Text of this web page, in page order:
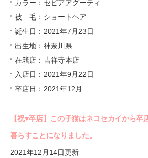
カラー：セピアアグーティ
被 毛：ショートヘア
誕生日：2021年7月23日
出生地：神奈川県
在籍店：吉祥寺本店
入店日：2021年9月22日
卒店日：2021年12月
【祝♥︎卒店】この子猫はネコセカイから卒
暮らすことになりました。
2021年12月14日更新